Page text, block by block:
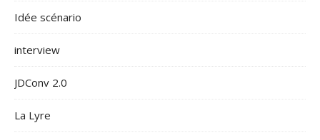
Idée scénario
interview
JDConv 2.0
La Lyre